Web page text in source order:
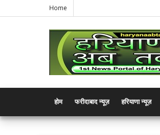
Home
होम फरीदाबाद न्यूज़ हरियाणा न्यूज़